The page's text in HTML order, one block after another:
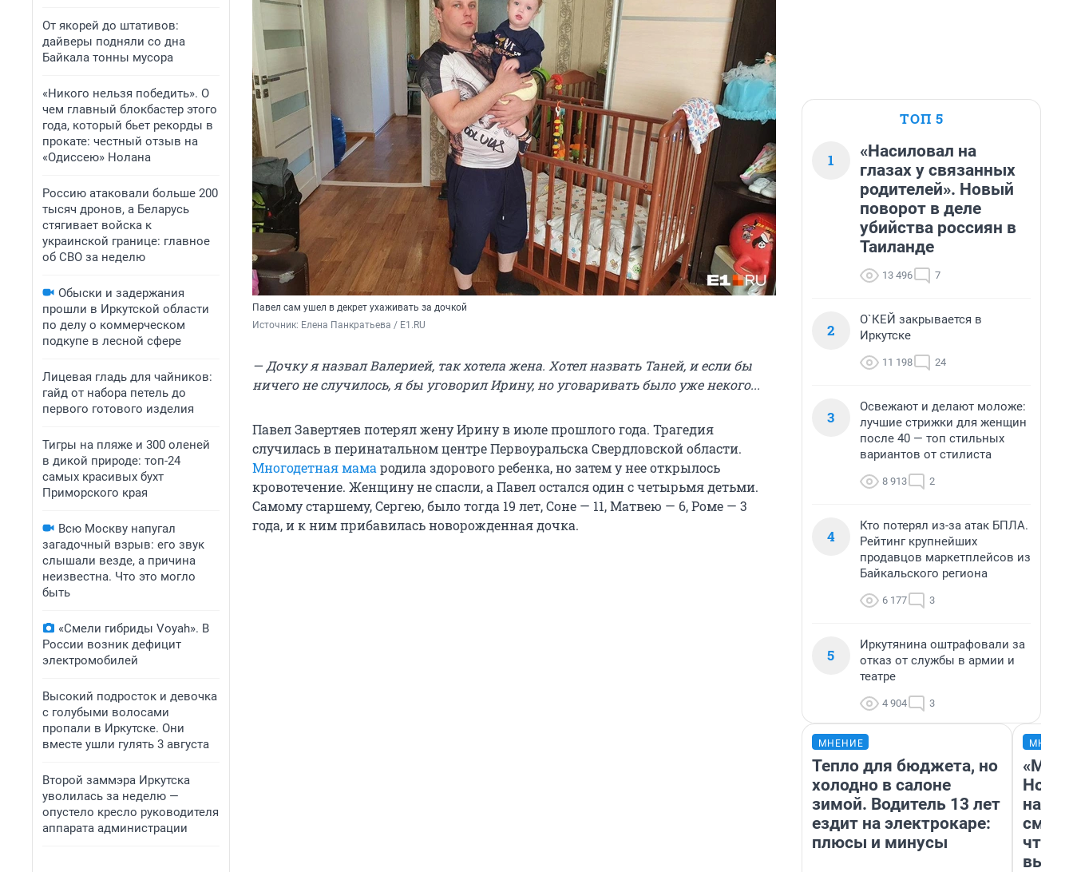
От якорей до штативов:
дайверы подняли со дна
Байкала тонны мусора
«Никого нельзя победить». О
чем главный блокбастер этого
года, который бьет рекорды в
прокате: честный отзыв на
«Одиссею» Нолана
Россию атаковали больше 200
тысяч дронов, а Беларусь
стягивает войска к
украинской границе: главное
об СВО за неделю
Обыски и задержания
прошли в Иркутской области
по делу о коммерческом
подкупе в лесной сфере
Лицевая гладь для чайников:
гайд от набора петель до
первого готового изделия
Тигры на пляже и 300 оленей
в дикой природе: топ-24
самых красивых бухт
Приморского края
Всю Москву напугал
загадочный взрыв: его звук
слышали везде, а причина
неизвестна. Что это могло
быть
«Смели гибриды Voyah». В
России возник дефицит
электромобилей
Высокий подросток и девочка
с голубыми волосами
пропали в Иркутске. Они
вместе ушли гулять 3 августа
Второй заммэра Иркутска
уволилась за неделю —
опустело кресло руководителя
аппарата администрации
Павел сам ушел в декрет ухаживать за дочкой
Источник: Елена Панкратьева / E1.RU
— Дочку я назвал Валерией, так хотела жена. Хотел назвать Таней, и если бы
ничего не случилось, я бы уговорил Ирину, но уговаривать было уже некого...
Павел Завертяев потерял жену Ирину в июле прошлого года. Трагедия
случилась в перинатальном центре Первоуральска Свердловской области.
Многодетная мама родила здорового ребенка, но затем у нее открылось
кровотечение. Женщину не спасли, а Павел остался один с четырьмя детьми.
Самому старшему, Сергею, было тогда 19 лет, Соне — 11, Матвею — 6, Роме — 3
года, и к ним прибавилась новорожденная дочка.
ТОП 5
1
«Насиловал на
глазах у связанных
родителей». Новый
поворот в деле
убийства россиян в
Таиланде
13 496 7
2
О`КЕЙ закрывается в
Иркутске
11 198 24
3
Освежают и делают моложе:
лучшие стрижки для женщин
после 40 — топ стильных
вариантов от стилиста
8 913 2
4
Кто потерял из-за атак БПЛА.
Рейтинг крупнейших
продавцов маркетплейсов из
Байкальского региона
6 177 3
5
Иркутянина оштрафовали за
отказ от службы в армии и
театре
4 904 3
МНЕНИЕ
Тепло для бюджета, но
холодно в салоне
зимой. Водитель 13 лет
ездит на электрокаре:
плюсы и минусы
«Мы